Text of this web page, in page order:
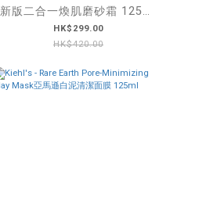
新版二合一煥肌磨砂霜 125ml
(#refreshing mint /
#softening lavender)
HK$299.00
HK$420.00